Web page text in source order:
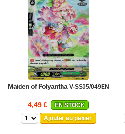
Maiden of Polyantha V-SS05/049EN
4,49 €
EN STOCK
Ajouter au panier